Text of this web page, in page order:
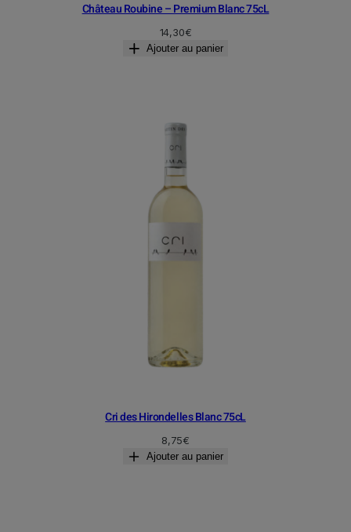
Château Roubine – Premium Blanc 75cL
14,30€
Ajouter au panier
Cri des Hirondelles Blanc 75cL
8,75€
Ajouter au panier